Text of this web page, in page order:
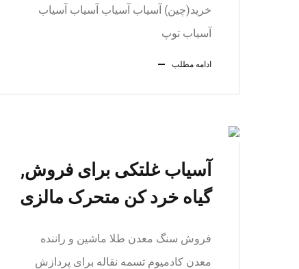
خرید(چین) آسیاب آسیاب آسیاب آسیاب
آسیاب توپ
ادامه مطلب
آسیاب غلتکی برای فروش,
گیاه خرد کن متحرک مالزی
فروش سنگ معدن طلا ماشین و راننده
معدن کادمیوم تسمه نقاله برای پردازش